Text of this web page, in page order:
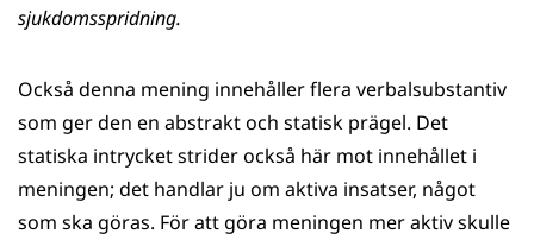
sjukdomsspridning.
Också denna mening innehåller flera verbalsubstantiv
som ger den en abstrakt och statisk prägel. Det
statiska intrycket strider också här mot innehållet i
meningen; det handlar ju om aktiva insatser, något
som ska göras. För att göra meningen mer aktiv skulle